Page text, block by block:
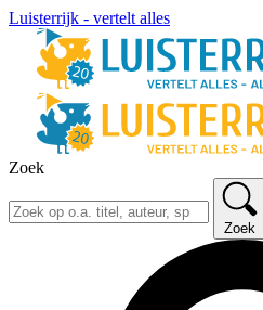
Luisterrijk - vertelt alles
Zoek
Zoek